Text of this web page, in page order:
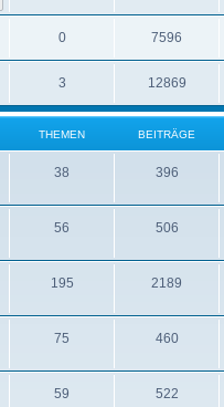
0 7596
3 12869
THEMEN BEITRÄGE
38 396
56 506
195 2189
75 460
59 522